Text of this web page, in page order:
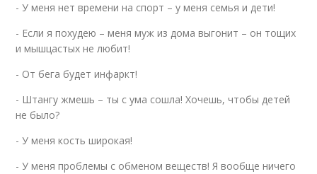
- У меня нет времени на спорт – у меня семья и дети!
- Если я похудею – меня муж из дома выгонит – он тощих
и мышцастых не любит!
- От бега будет инфаркт!
- Штангу жмешь – ты с ума сошла! Хочешь, чтобы детей
не было?
- У меня кость широкая!
- У меня проблемы с обменом веществ! Я вообще ничего